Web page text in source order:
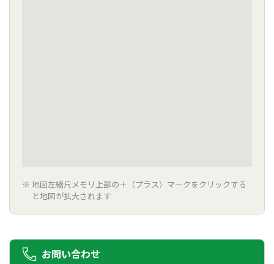
地図左縮尺メモリ上部の＋（プラス）マークをクリックする
と地図が拡大されます
お問い合わせ